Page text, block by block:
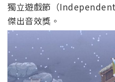
獨立遊戲節（
傑出音效獎。